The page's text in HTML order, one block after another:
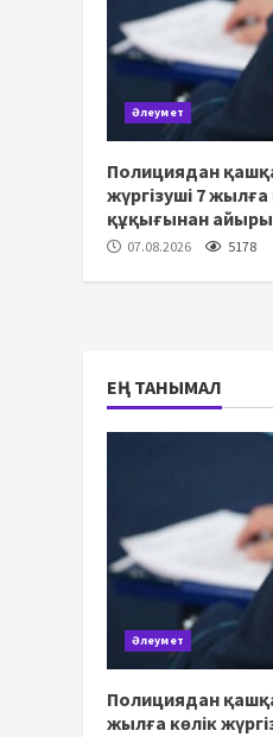
Әлеумет
Полициядан
жүргізуші 7 жылға
құқығынан
07.08.2026 5178
ЕҢ ТАНЫМАЛ
Әлеумет
Полициядан
жылға көлік